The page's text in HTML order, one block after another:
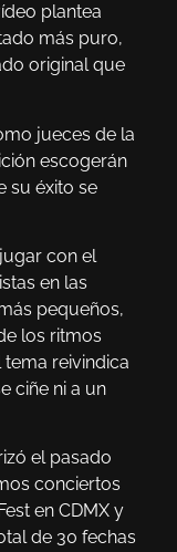
plantea
más puro,
original que
jueces de la
escogerán
su éxito se
con el
en las
pequeños,
los ritmos
tema reivindica
ciñe ni a un
el pasado
conciertos
en CDMX y
de 30 fechas